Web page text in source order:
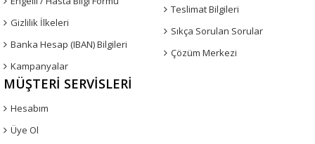
Gizlilik İlkeleri
Banka Hesap (IBAN) Bilgileri
Kampanyalar
Teslimat Bilgileri
Sıkça Sorulan Sorular
Çözüm Merkezi
MÜŞTERI SERVISLERI
Hesabım
Üye Ol